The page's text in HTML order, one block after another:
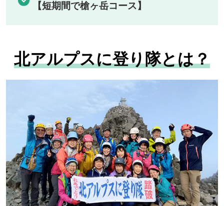
【短期間で槍ヶ岳コース】
北アルプスに登り隊とは？